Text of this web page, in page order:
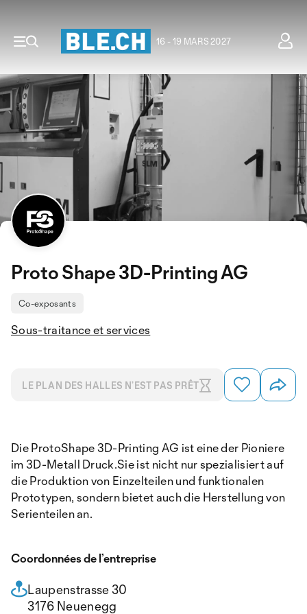
16 - 19 MARS 2027
Proto Shape 3D-Printing AG
Co-exposants
Sous-traitance et services
LE PLAN DES HALLES N’EST PAS PRÊT
Die ProtoShape 3D-Printing AG ist eine der Pioniere
im 3D-Metall Druck.Sie ist nicht nur spezialisiert auf
die Produktion von Einzelteilen und funktionalen
Prototypen, sondern bietet auch die Herstellung von
Serienteilen an.
Coordonnées de l’entreprise
Laupenstrasse 30
3176 Neuenegg